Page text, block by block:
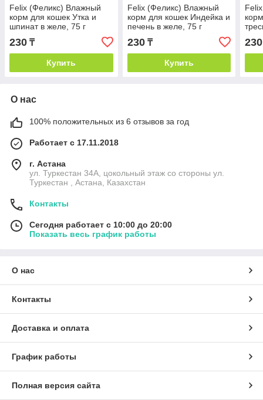
Felix (Феликс) Влажный
корм для кошек Утка и
шпинат в желе, 75 г
230 ₸
Купить
Felix (Феликс) Влажный
корм для кошек Индейка и
печень в желе, 75 г
230₸
Купить
230
О нас
100% положительных из 6 отзывов за год
Работает с 17.11.2018
г. Астана
ул. Туркестан 34А, цокольный этаж со стороны ул.
Туркестан , Астана, Казахстан
Контакты
Сегодня работает с 10:00 до 20:00
Показать весь график работы
О нас
Контакты
Доставка и оплата
График работы
Полная версия сайта